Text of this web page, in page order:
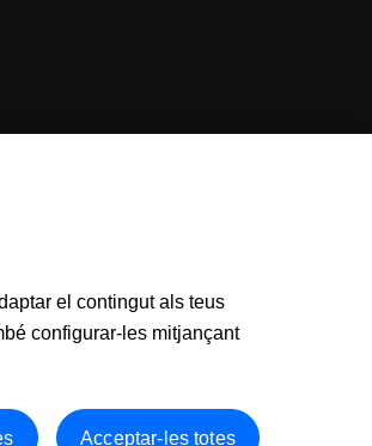
el contingut als teus
configurar-les mitjançant
Acceptar-les totes